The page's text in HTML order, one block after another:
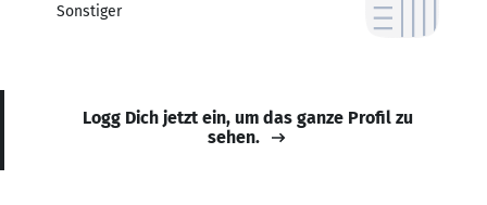
Sonstiger
Logg Dich jetzt ein, um das ganze Profil zu
sehen.